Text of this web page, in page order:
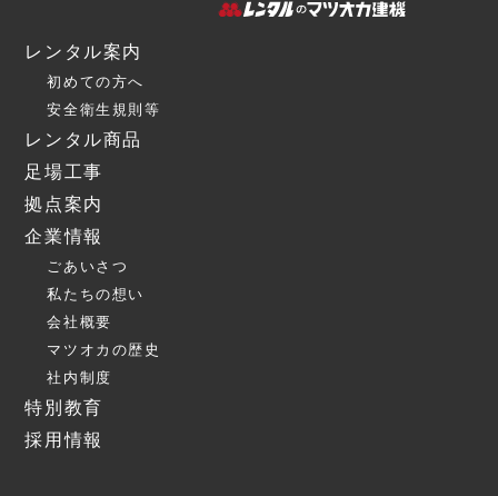
レンタル案内
初めての方へ
安全衛生規則等
レンタル商品
足場工事
拠点案内
企業情報
ごあいさつ
私たちの想い
会社概要
マツオカの歴史
社内制度
特別教育
採用情報